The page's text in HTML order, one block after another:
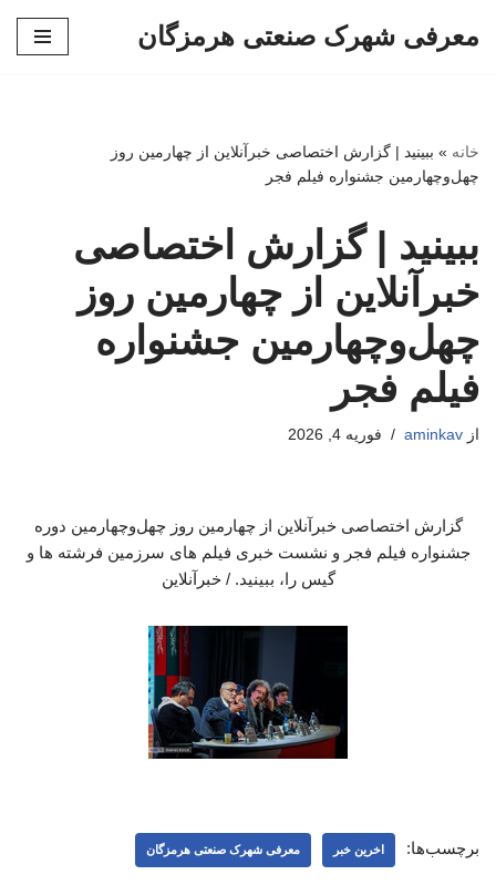
معرفی شهرک صنعتی هرمزگان
خانه » ببینید | گزارش اختصاصی خبرآنلاین از چهارمین روز
چهل‌وچهارمین جشنواره فیلم فجر
ببینید | گزارش اختصاصی
خبرآنلاین از چهارمین روز
چهل‌وچهارمین جشنواره
فیلم فجر
از aminkav فوریه 4, 2026
گزارش اختصاصی خبرآنلاین از چهارمین روز چهل‌وچهارمین دوره
جشنواره فیلم فجر و نشست خبری فیلم های سرزمین فرشته ها و
گیس را، ببینید. / خبرآنلاین
برچسب‌ها: اخرین خبر معرفی شهرک صنعتی هرمزگان